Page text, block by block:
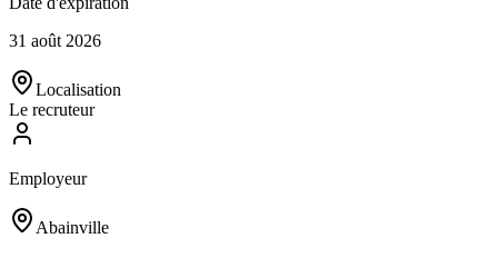
31 août 2026
Localisation
Le recruteur
Employeur
Abainville